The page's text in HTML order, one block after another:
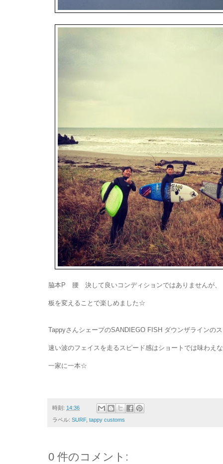
脇本P 腰 決して良いコンディションではありませんが、
板を変えることで楽しめました☆
TappyさんシェープのSANDIEGO FISH ダウンザラインの
速い波のフェイスを走るスピード感はショートでは味わえ
一家に一本☆
時刻: 14:36
ラベル: SURF, tappy customs
0 件のコメント: